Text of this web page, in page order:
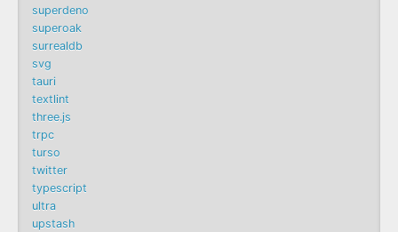
superdeno
superoak
surrealdb
svg
tauri
textlint
three.js
trpc
turso
twitter
typescript
ultra
upstash